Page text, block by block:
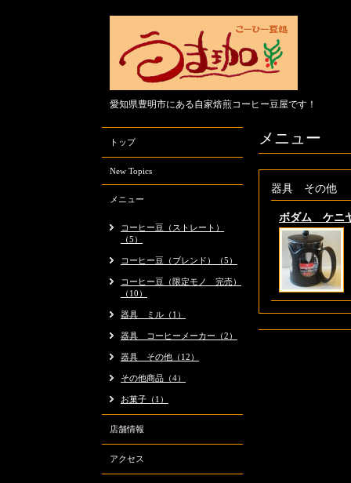
愛知県豊明市にある自家焙煎コーヒー豆屋です！
メニュー
器具 その他
ボダム ケニ
トップ
New Topics
メニュー
コーヒー豆（ストレート）
（5）
コーヒー豆（ブレンド）（5）
コーヒー豆（限定モノ 完売）
（10）
器具 ミル（1）
器具 コーヒーメーカー（2）
器具 その他（12）
その他商品（4）
お菓子（1）
店舗情報
アクセス